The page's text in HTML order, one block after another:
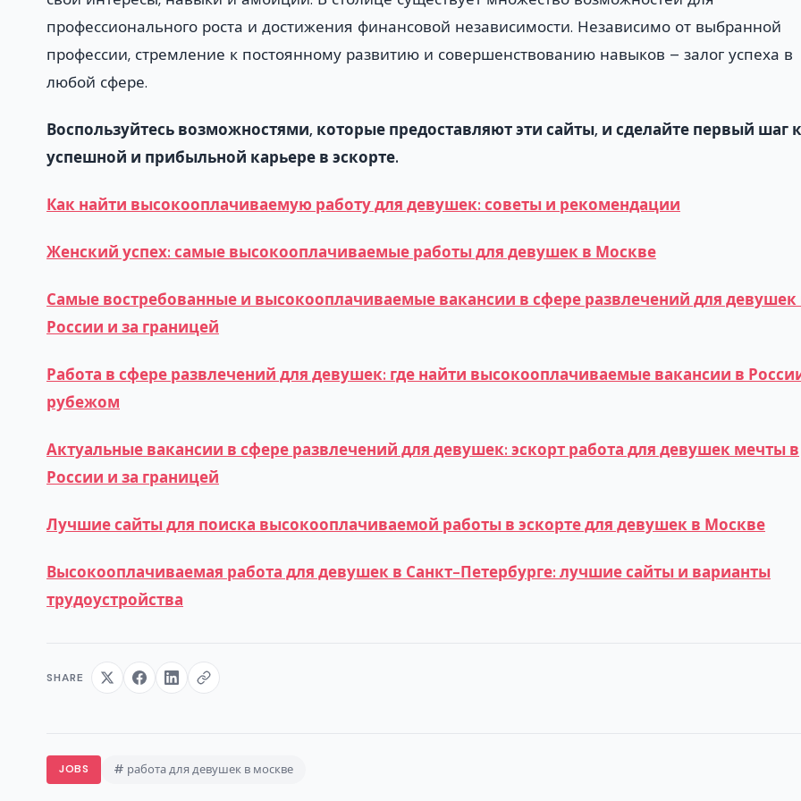
профессионального роста и достижения финансовой независимости. Независимо от выбранной
профессии, стремление к постоянному развитию и совершенствованию навыков – залог успеха в
любой сфере.
Воспользуйтесь возможностями, которые предоставляют эти сайты, и сделайте первый шаг к
успешной и прибыльной карьере в эскорте.
Как найти высокооплачиваемую работу для девушек: советы и рекомендации
Женский успех: самые высокооплачиваемые работы для девушек в Москве
Самые востребованные и высокооплачиваемые вакансии в сфере развлечений для девушек
России и за границей
Работа в сфере развлечений для девушек: где найти высокооплачиваемые вакансии в
рубежом
Актуальные вакансии в сфере развлечений для девушек: эскорт работа для девушек мечты в
России и за границей
Лучшие сайты для поиска высокооплачиваемой работы в эскорте для девушек в Москве
Высокооплачиваемая работа для девушек в Санкт-Петербурге: лучшие сайты и варианты
трудоустройства
SHARE
JOBS # работа для девушек в москве